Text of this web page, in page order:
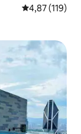
Priemerné
4,87 (119)